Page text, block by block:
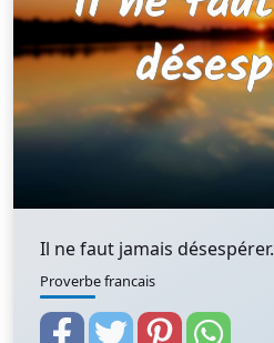
Il ne faut jamais désespérer.
Proverbe francais